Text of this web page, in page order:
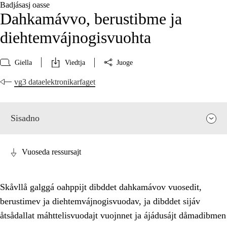
Badjásasj oasse
Dahkamávvo, berustibme ja
diehtemvájnogisvuohta
Giella Viedtja Juoge
vg3 dataelektronikarfaget
Sisadno
Vuoseda ressursajt
Skåvllå galggá oahppijt dibddet dahkamávov vuosedit,
berustimev ja diehtemvájnogisvuodav, ja dibddet sijáv
åtsådallat máhttelisvuodajt vuojnnet ja ájádusájt dåmadibmen